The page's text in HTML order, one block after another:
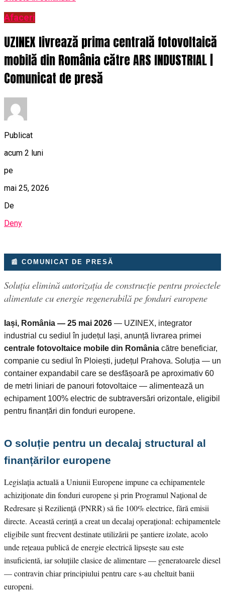
Afaceri
UZINEX livrează prima centrală fotovoltaică
mobilă din România către ARS INDUSTRIAL |
Comunicat de presă
Publicat
acum 2 luni
pe
mai 25, 2026
De
Deny
📰 COMUNICAT DE PRESĂ
Soluția elimină autorizația de construcție pentru proiectele
alimentate cu energie regenerabilă pe fonduri europene
Iași, România — 25 mai 2026 — UZINEX, integrator
industrial cu sediul în județul Iași, anunță livrarea primei
centrale fotovoltaice mobile din România către beneficiar,
companie cu sediul în Ploiești, județul Prahova. Soluția — un
container expandabil care se desfășoară pe aproximativ 60
de metri liniari de panouri fotovoltaice — alimentează un
echipament 100% electric de subtraversări orizontale, eligibil
pentru finanțări din fonduri europene.
O soluție pentru un decalaj structural al
finanțărilor europene
Legislația actuală a Uniunii Europene impune ca echipamentele
achiziționate din fonduri europene și prin Programul Național de
Redresare și Reziliență (PNRR) să fie 100% electrice, fără emisii
directe. Această cerință a creat un decalaj operațional: echipamentele
eligibile sunt frecvent destinate utilizării pe șantiere izolate, acolo
unde rețeaua publică de energie electrică lipsește sau este
insuficientă, iar soluțiile clasice de alimentare — generatoarele diesel
— contravin chiar principiului pentru care s-au cheltuit banii
europeni.